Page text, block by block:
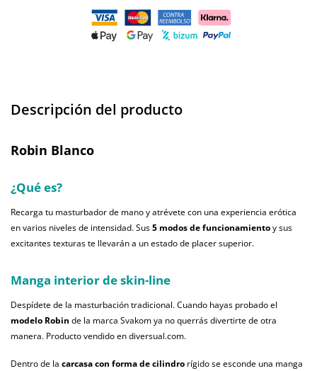
Descripción del producto
Robin Blanco
¿Qué es?
Recarga tu masturbador de mano y atrévete con una experiencia erótica
en varios niveles de intensidad. Sus5 modos de funcionamientoy sus
excitantes texturas te llevarán a un estado de placer superior.
Manga interior de skin-line
Despídete de la masturbación tradicional. Cuando hayas probado el
modelo Robin de la marca Svakom ya no querrás divertirte de otra
manera. Producto vendido en diversual.com.
Dentro de la carcasa con forma de cilindro rígido se esconde una manga